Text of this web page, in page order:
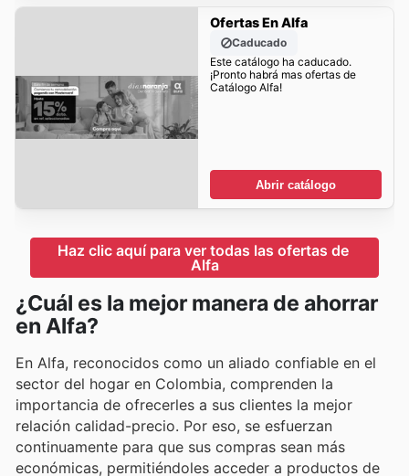
Ofertas En Alfa
Caducado
Este catálogo ha caducado.
¡Pronto habrá mas ofertas de
Catálogo Alfa!
Abrir catálogo
Haz clic aquí para ver todas las ofertas de
Alfa
¿Cuál es la mejor manera de ahorrar
en Alfa?
En Alfa, reconocidos como un aliado confiable en el
sector del hogar en Colombia, comprenden la
importancia de ofrecerles a sus clientes la mejor
relación calidad-precio. Por eso, se esfuerzan
continuamente para que sus compras sean más
económicas, permitiéndoles acceder a productos de